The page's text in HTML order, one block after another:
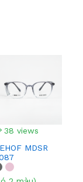
38 views
MDSR